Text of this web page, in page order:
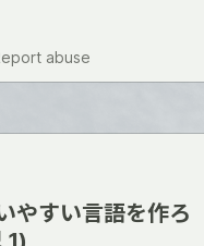
abuse
やすい言語を作ろ
1)